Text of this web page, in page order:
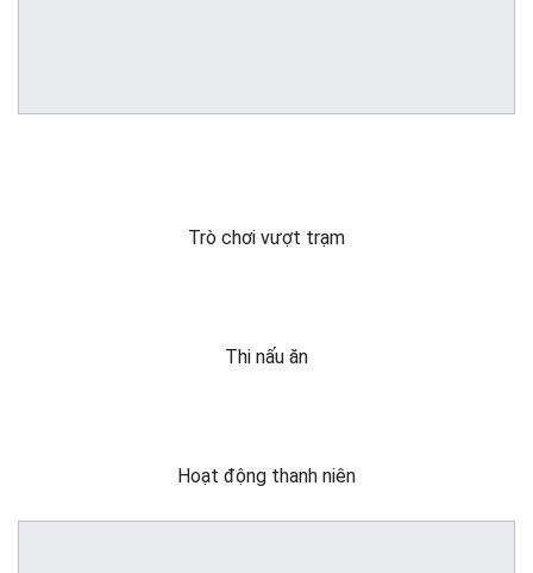
Trò chơi vượt trạm
Thi nấu ăn
Hoạt động thanh niên